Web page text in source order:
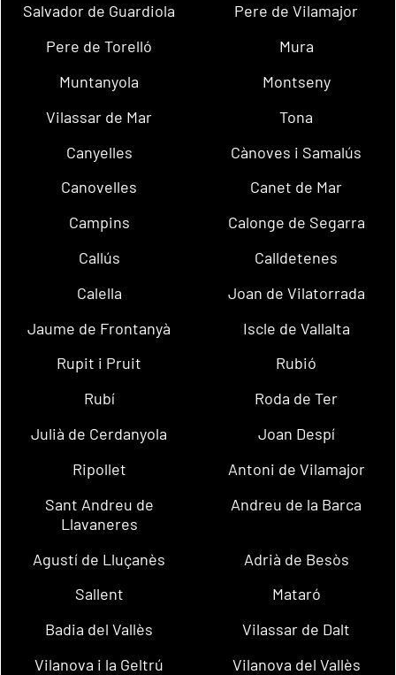
Salvador de Guardiola
Pere de Vilamajor
Pere de Torelló
Mura
Muntanyola
Montseny
Vilassar de Mar
Tona
Canyelles
Cànoves i Samalús
Canovelles
Canet de Mar
Campins
Calonge de Segarra
Callús
Calldetenes
Calella
Joan de Vilatorrada
Jaume de Frontanyà
Iscle de Vallalta
Rupit i Pruit
Rubió
Rubí
Roda de Ter
Julià de Cerdanyola
Joan Despí
Ripollet
Antoni de Vilamajor
Sant Andreu de
Llavaneres
Andreu de la Barca
Agustí de Lluçanès
Adrià de Besòs
Sallent
Mataró
Badia del Vallès
Vilassar de Dalt
Vilanova i la Geltrú
Vilanova del Vallès